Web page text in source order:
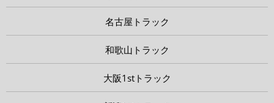
名古屋トラック
和歌山トラック
大阪1stトラック